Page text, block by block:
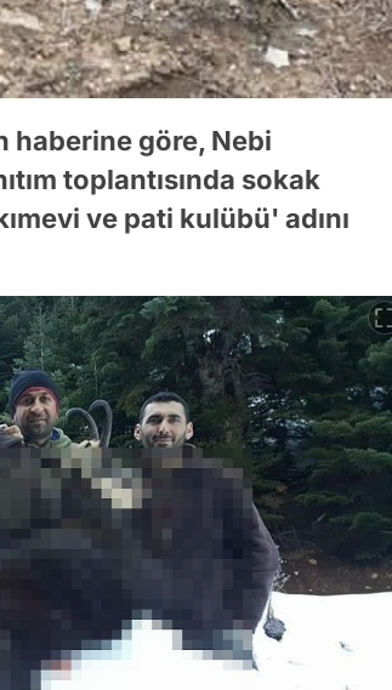
haberine göre, Nebi
toplantısında sokak
ve pati kulübü' adını